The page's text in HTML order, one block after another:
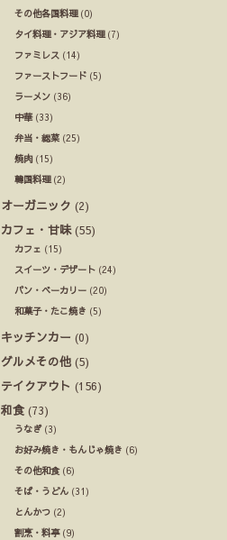
その他各国料理(0)
タイ料理・アジア料理(7)
ファミレス (14)
ファーストフード (5)
ラーメン (36)
中華(33)
弁当・総菜 (25)
焼肉 (15)
韓国料理(2)
オーガニック (2)
カフェ・甘味(55)
カフェ (15)
スイーツ・デザート (24)
パン・ベーカリー (20)
和菓子・たこ焼き (5)
キッチンカー (0)
グルメその他 (5)
テイクアウト (156)
和食 (73)
うなぎ(3)
お好み焼き・もんじゃ焼き (6)
その他和食(6)
そば・うどん (31)
とんかつ (2)
割烹・料亭(9)